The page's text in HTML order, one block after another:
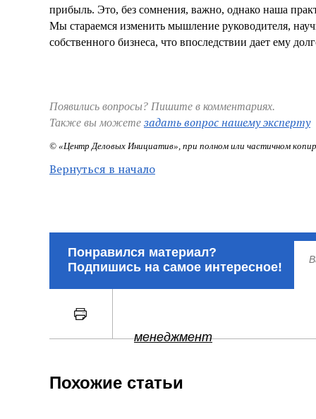
прибыль. Это, без сомнения, важно, однако наша
Мы стараемся изменить мышление руководителя,
собственного бизнеса, что впоследствии дает ему
Появились вопросы? Пишите в комментариях.
Также вы можете задать вопрос нашему эксперту
© «Центр Деловых Инициатив», при полном или частичном
Вернуться в начало
Понравился материал?
Подпишись на самое интересное!
менеджмент
Похожие статьи